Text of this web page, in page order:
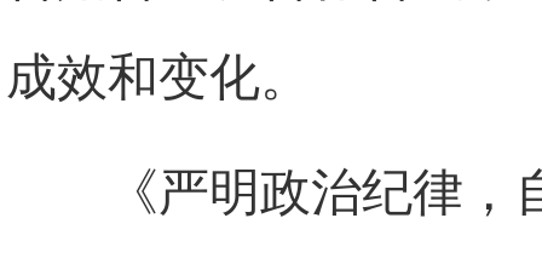
成效和变化。
《严明政治纪律